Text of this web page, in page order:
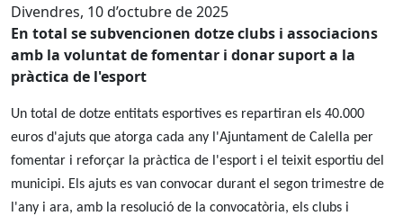
Divendres, 10 d’octubre de 2025
En total se subvencionen dotze clubs i associacions
amb la voluntat de fomentar i donar suport a la
pràctica de l'esport
Un total de dotze entitats esportives es repartiran els 40.000
euros d'ajuts que atorga cada any l'Ajuntament de Calella per
fomentar i reforçar la pràctica de l'esport i el teixit esportiu del
municipi. Els ajuts es van convocar durant el segon trimestre de
l'any i ara, amb la resolució de la convocatòria, els clubs i